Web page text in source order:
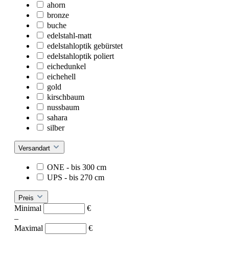
ahorn
bronze
buche
edelstahl-matt
edelstahloptik gebürstet
edelstahloptik poliert
eichedunkel
eichehell
gold
kirschbaum
nussbaum
sahara
silber
Versandart
ONE - bis 300 cm
UPS - bis 270 cm
Preis
Minimal
€
–
Maximal
€